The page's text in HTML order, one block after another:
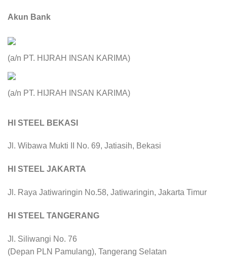
Akun Bank
(a/n PT. HIJRAH INSAN KARIMA)
(a/n PT. HIJRAH INSAN KARIMA)
HI STEEL BEKASI
Jl. Wibawa Mukti II No. 69, Jatiasih, Bekasi
HI STEEL JAKARTA
Jl. Raya Jatiwaringin No.58, Jatiwaringin, Jakarta Timur
HI STEEL TANGERANG
Jl. Siliwangi No. 76
(Depan PLN Pamulang), Tangerang Selatan